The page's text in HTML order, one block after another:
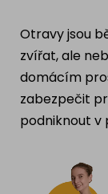
PLEMENA PSŮ
Francouzský
Dalmatín
Německý
Britská
Bengálská
Kanadský
Otravy jsou
zvířat, ale
domácím
zabezpečit
podniknout v